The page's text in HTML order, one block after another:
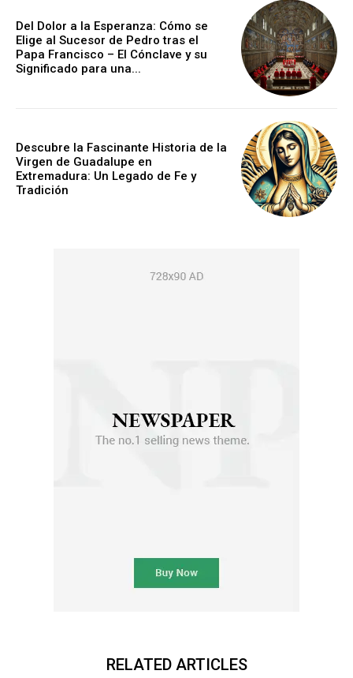
Del Dolor a la Esperanza: Cómo se
Elige al Sucesor de Pedro tras el
Papa Francisco – El Cónclave y su
Significado para una...
Descubre la Fascinante Historia de la
Virgen de Guadalupe en
Extremadura: Un Legado de Fe y
Tradición
RELATED ARTICLES